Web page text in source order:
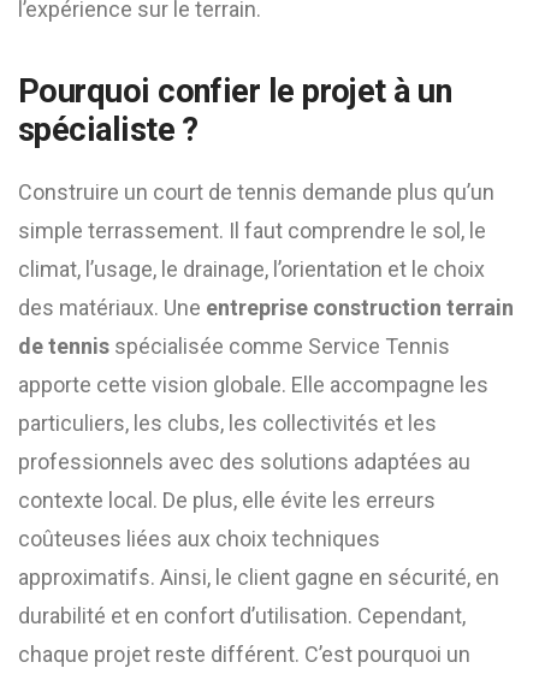
l’expérience sur le terrain.
Pourquoi confier le projet à un
spécialiste ?
Construire un court de tennis demande plus qu’un
simple terrassement. Il faut comprendre le sol, le
climat, l’usage, le drainage, l’orientation et le choix
des matériaux. Une entreprise construction terrain
de tennis spécialisée comme Service Tennis
apporte cette vision globale. Elle accompagne les
particuliers, les clubs, les collectivités et les
professionnels avec des solutions adaptées au
contexte local. De plus, elle évite les erreurs
coûteuses liées aux choix techniques
approximatifs. Ainsi, le client gagne en sécurité, en
durabilité et en confort d’utilisation. Cependant,
chaque projet reste différent. C’est pourquoi un